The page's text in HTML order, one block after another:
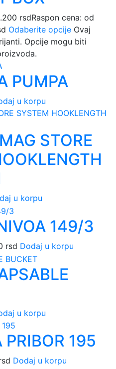
rsdRaspon cena: od
Odaberite opcije Ovaj
Opcije mogu biti
PUMPA
u korpu
STORE
u korpu
149/3
rsd Dodaj u korpu
u korpu
195
Dodaj u korpu